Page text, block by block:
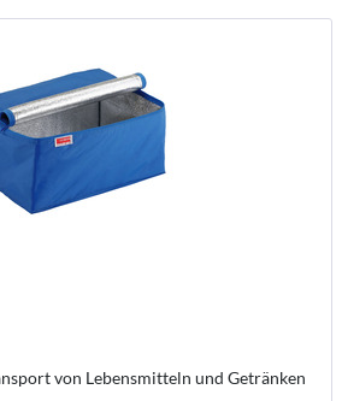
von Lebensmitteln und Getränken